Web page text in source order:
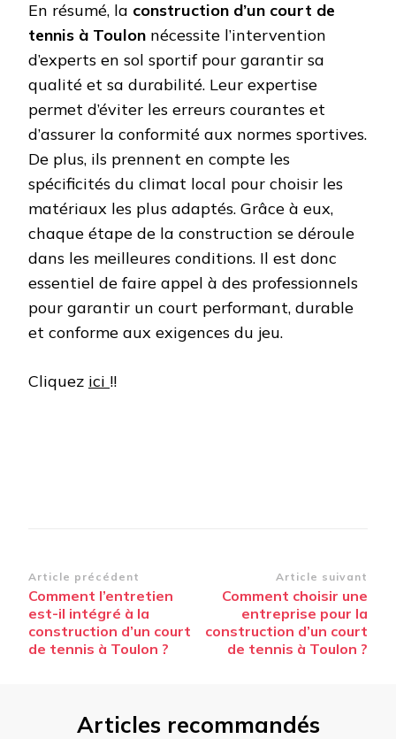
En résumé, la construction d’un court de
tennis à Toulon nécessite l’intervention
d’experts en sol sportif pour garantir sa
qualité et sa durabilité. Leur expertise
permet d’éviter les erreurs courantes et
d’assurer la conformité aux normes sportives.
De plus, ils prennent en compte les
spécificités du climat local pour choisir les
matériaux les plus adaptés. Grâce à eux,
chaque étape de la construction se déroule
dans les meilleures conditions. Il est donc
essentiel de faire appel à des professionnels
pour garantir un court performant, durable
et conforme aux exigences du jeu.
Cliquez ici !!
Navigation
d’article
Article précédent
Comment l’entretien
est-il intégré à la
construction d’un court
de tennis à Toulon ?
Article suivant
Comment choisir une
entreprise pour la
construction d’un court
de tennis à Toulon ?
Articles recommandés